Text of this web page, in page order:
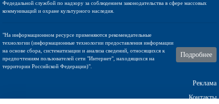
Федедальной службой по надзору за соблюдением законодательства в сфере массовых
коммуникаций и охране культурного наследия.
"На информационном ресурсе применяются рекомендательные
технологии (информационные технологии предоставления информации
на основе сбора, систематизации и анализа сведений, относящихся к
предпочтениям пользователей сети "Интернет", находящихся на
территории Российской Федерации)".
Подробнее
Реклама
Контакты